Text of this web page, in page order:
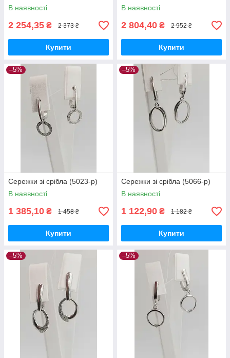
В наявності
2 254,35 ₴ 2 373 ₴
Купити
В наявності
2 804,40 ₴ 2 952 ₴
Купити
–5%
Сережки зі срібла (5023-р)
В наявності
1 385,10 ₴ 1 458 ₴
Купити
–5%
Сережки зі срібла (5066-р)
В наявності
1 122,90 ₴ 1 182 ₴
Купити
–5% –5%